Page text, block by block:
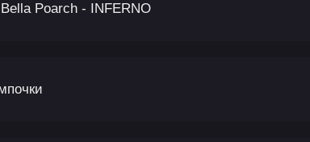
Poarch - INFERNO